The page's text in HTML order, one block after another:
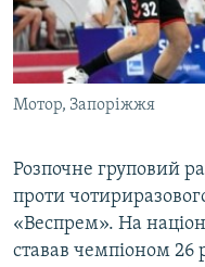
Мотор, Запоріжжя
Розпочне груповий
проти
«Веспрем». На
ставав чемпіоном 26